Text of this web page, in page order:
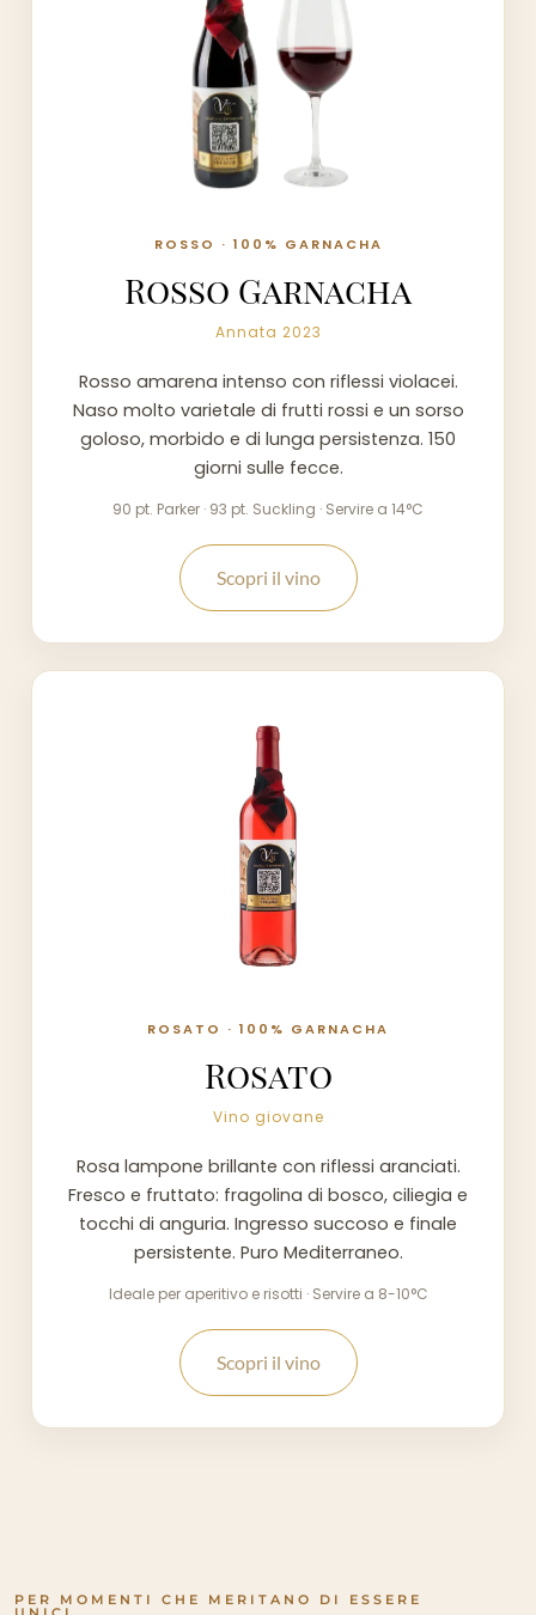
ROSSO · 100% GARNACHA
Rosso Garnacha
Annata 2023
Rosso amarena intenso con riflessi violacei.
Naso molto varietale di frutti rossi e un sorso
goloso, morbido e di lunga persistenza. 150
giorni sulle fecce.
90 pt. Parker · 93 pt. Suckling · Servire a 14°C
Scopri il vino
ROSATO · 100% GARNACHA
Rosato
Vino giovane
Rosa lampone brillante con riflessi aranciati.
Fresco e fruttato: fragolina di bosco, ciliegia e
tocchi di anguria. Ingresso succoso e finale
persistente. Puro Mediterraneo.
Ideale per aperitivo e risotti · Servire a 8-10°C
Scopri il vino
PER MOMENTI CHE MERITANO DI ESSERE